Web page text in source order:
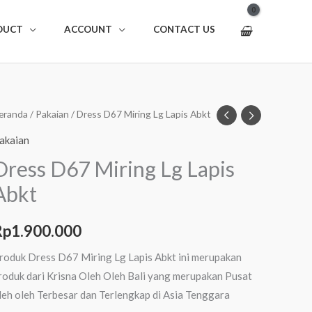
ACCOUNT CONTACT US
/ Pakaian / Dress D67 Miring Lg Lapis Abkt
D67 Miring Lg Lapis
1.900.000
Dress D67 Miring Lg Lapis Abkt ini merupakan
dari Krisna Oleh Oleh Bali yang merupakan Pusat
oleh Terbesar dan Terlengkap di Asia Tenggara